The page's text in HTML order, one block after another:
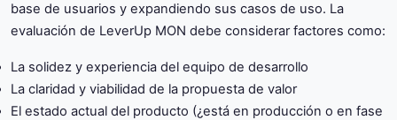
base de usuarios y expandiendo sus casos de uso. La
evaluación de LeverUp MON debe considerar factores como:
La solidez y experiencia del equipo de desarrollo
La claridad y viabilidad de la propuesta de valor
El estado actual del producto (¿está en producción o en fase